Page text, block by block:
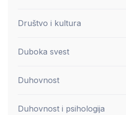
Društvo i kultura
Duboka svest
Duhovnost
Duhovnost i psihologija